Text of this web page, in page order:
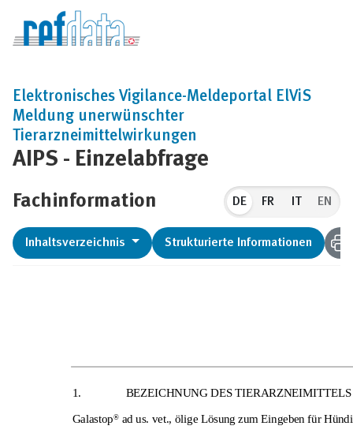
AIPS - Einzelabfrage
Elektronisches Vigilance-Meldeportal ElViS
Meldung unerwünschter
Tierarzneimittelwirkungen
Fachinformation DE EN
Inhaltsverzeichnis Strukturierte Informationen